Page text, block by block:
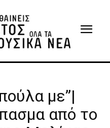
με”|
από το